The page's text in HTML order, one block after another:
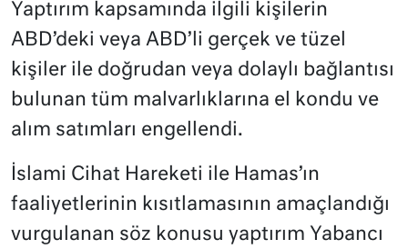
Yaptırım kapsamında ilgili kişilerin
ABD’deki veya ABD’li gerçek ve tüzel
kişiler ile doğrudan veya dolaylı bağlantısı
bulunan tüm malvarlıklarına el kondu ve
alım satımları engellendi.
İslami Cihat Hareketi ile Hamas’ın
faaliyetlerinin kısıtlamasının amaçlandığı
vurgulanan söz konusu yaptırım Yabancı